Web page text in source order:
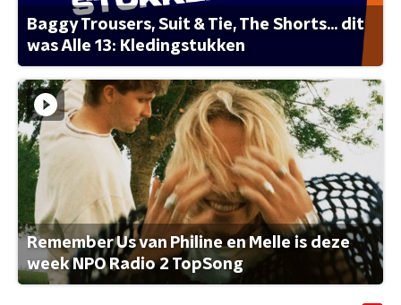
Baggy Trousers, Suit & Tie, The Shorts... dit
was Alle 13: Kledingstukken
Remember Us van Philine en Melle is deze
week NPO Radio 2 TopSong